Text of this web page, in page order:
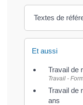
Textes de
Et aussi
Travail de
Travail -
Travail de
ans